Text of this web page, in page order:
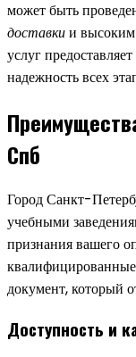
может быть
доставкии высоким
услуг
надежность всех
Спб
Город Санкт-
учебными
признания вашего
документ, который
Доступность и